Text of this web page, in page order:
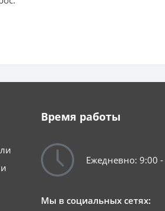
Время работы
Ежедневно: 9:00
Мы в социальных сетях: